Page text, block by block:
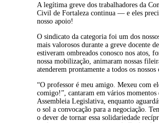
A legítima greve dos trabalhadores da
Civil de Fortaleza continua — e eles
nosso apoio!
O sindicato da categoria foi um dos
mais valorosos durante a greve docente
estiveram ombreados conosco nos atos,
nossa mobilização, animaram nossas
atenderem prontamente a todos os nossos
“O professor é meu amigo. Mexeu com
comigo!”, cantaram em vários momentos
Assembleia Legislativa, enquanto
o sol a convocação para a negociação.
o dever de tornar essa solidariedade